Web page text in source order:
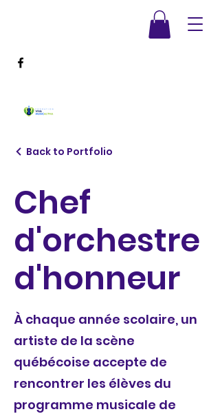
Back to Portfolio
Chef
d'orchestre
d'honneur
À chaque année scolaire, un
artiste de la scène
québécoise accepte de
rencontrer les élèves du
programme musicale de